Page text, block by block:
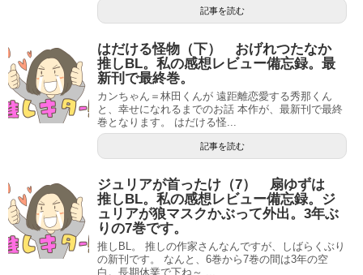
記事を読む
はだける怪物（下） おげれつたなか
推しBL。私の感想レビュー備忘録。最
新刊で最終巻。
カンちゃん＝林田くんが 遠距離恋愛する秀那くん
と、幸せになれるまでのお話 本作が、最新刊で最終
巻となります。 はだける怪...
記事を読む
ジュリアが首ったけ（7） 扇ゆずは
推しBL。私の感想レビュー備忘録。ジ
ュリアが狼マスクかぶって外出。3年ぶ
りの7巻です。
推しBL。 推しの作家さんなんですが、しばらくぶり
の新刊です。 なんと、6巻から7巻の間は3年の空
白。長期休業で下ね～ ...